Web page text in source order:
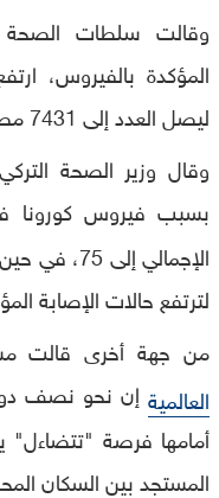
وقالت سلطات الصحة
ليصل العدد إلى 7431 مصابا.
وقال وزير الصحة
بسبب فيروس كورونا
لترتفع حالات الإصابة المؤكدة
من جهة أخرى قالت
العالميةإن نحو نصف
أمامها فرصة "تتضاءل"
المستجد بين السكان